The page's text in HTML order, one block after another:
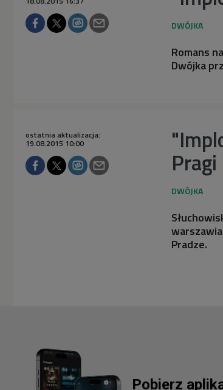
Romans
Dwójka
Pragi
ostatnia aktualizacja:
19.08.2015 10:00
Pradze.
Pobierz